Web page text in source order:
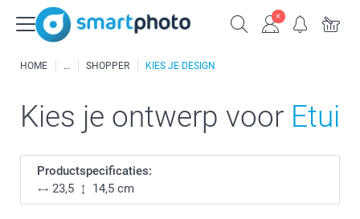
HOME SHOPPER KIES JE DESIGN
Kies je ontwerp voor Etui
Productspecificaties:
23,5
14,5 cm